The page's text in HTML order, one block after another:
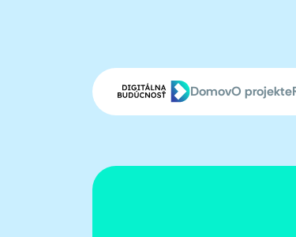
DomovO projekte